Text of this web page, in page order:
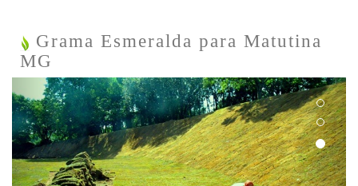
Grama Esmeralda para Matutina
MG
Previous Next